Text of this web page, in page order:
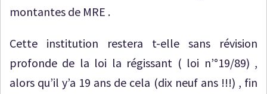
montantes de MRE .
Cette institution restera t-elle sans révision
profonde de la loi la régissant ( loi n’°19/89) ,
alors qu’il y’a 19 ans de cela (dix neuf ans !!!) , fin